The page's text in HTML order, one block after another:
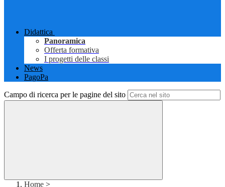
Didattica
Panoramica
Offerta formativa
I progetti delle classi
News
PagoPa
Campo di ricerca per le pagine del sito
Home >